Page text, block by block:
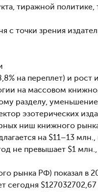
тиражной политике,
с точки зрения
на переплет) и рост
на массовом
разделу, уменьшение
эзотерических
ниш книжного
на $11–13 млн.,
не превышает $1
рынка РФ) показал в
сегодня